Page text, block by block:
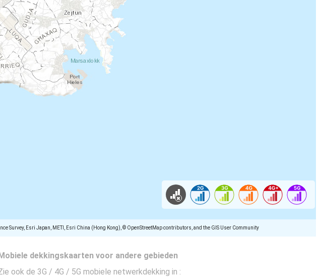
Survey, Esri Japan, METI, Esri China (Hong Kong), © OpenStreetMap contributors, and the GIS User Community
dekkingskaarten voor andere gebieden
ook de 3G / 4G / 5G mobiele netwerkdekking in :